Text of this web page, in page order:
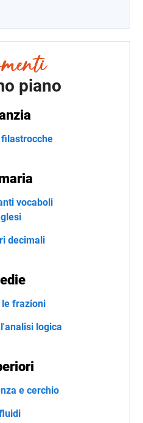
piano
filastrocche
vocaboli
decimali
frazioni
logica
e cerchio